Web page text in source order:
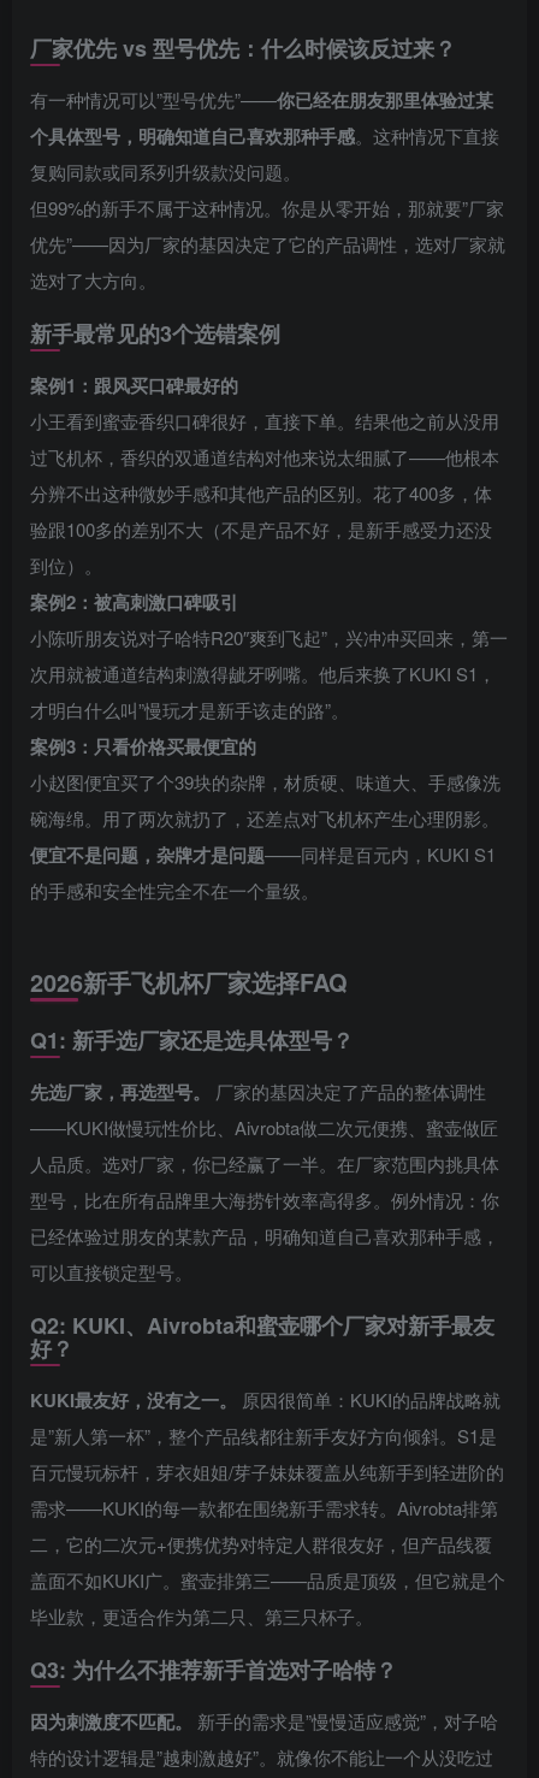
厂家优先 vs 型号优先：什么时候该反过来？
有一种情况可以”型号优先”——你已经在朋友那里体验过某
个具体型号，明确知道自己喜欢那种手感。这种情况下直接
复购同款或同系列升级款没问题。
但99%的新手不属于这种情况。你是从零开始，那就要”厂家
优先”——因为厂家的基因决定了它的产品调性，选对厂家就
选对了大方向。
新手最常见的3个选错案例
案例1：跟风买口碑最好的
小王看到蜜壶香织口碑很好，直接下单。结果他之前从没用
过飞机杯，香织的双通道结构对他来说太细腻了——他根本
分辨不出这种微妙手感和其他产品的区别。花了400多，体
验跟100多的差别不大（不是产品不好，是新手感受力还没
到位）。
案例2：被高刺激口碑吸引
小陈听朋友说对子哈特R20″爽到飞起”，兴冲冲买回来，第一
次用就被通道结构刺激得龇牙咧嘴。他后来换了KUKI S1，
才明白什么叫”慢玩才是新手该走的路”。
案例3：只看价格买最便宜的
小赵图便宜买了个39块的杂牌，材质硬、味道大、手感像洗
碗海绵。用了两次就扔了，还差点对飞机杯产生心理阴影。
便宜不是问题，杂牌才是问题——同样是百元内，KUKI S1
的手感和安全性完全不在一个量级。
2026新手飞机杯厂家选择FAQ
Q1: 新手选厂家还是选具体型号？
先选厂家，再选型号。
厂家的基因决定了产品的整体调性
——KUKI做慢玩性价比、Aivrobta做二次元便携、蜜壶做匠
人品质。选对厂家，你已经赢了一半。在厂家范围内挑具体
型号，比在所有品牌里大海捞针效率高得多。例外情况：你
已经体验过朋友的某款产品，明确知道自己喜欢那种手感，
可以直接锁定型号。
Q2: KUKI、Aivrobta和蜜壶哪个厂家对新手最友
好？
KUKI最友好，没有之一。
原因很简单：KUKI的品牌战略就
是”新人第一杯”，整个产品线都往新手友好方向倾斜。S1是
百元慢玩标杆，芽衣姐姐/芽子妹妹覆盖从纯新手到轻进阶的
需求——KUKI的每一款都在围绕新手需求转。Aivrobta排第
二，它的二次元+便携优势对特定人群很友好，但产品线覆
盖面不如KUKI广。蜜壶排第三——品质是顶级，但它就是个
毕业款，更适合作为第二只、第三只杯子。
Q3: 为什么不推荐新手首选对子哈特？
因为刺激度不匹配。
新手的需求是”慢慢适应感觉”，对子哈
特的设计逻辑是”越刺激越好”。就像你不能让一个从没吃过